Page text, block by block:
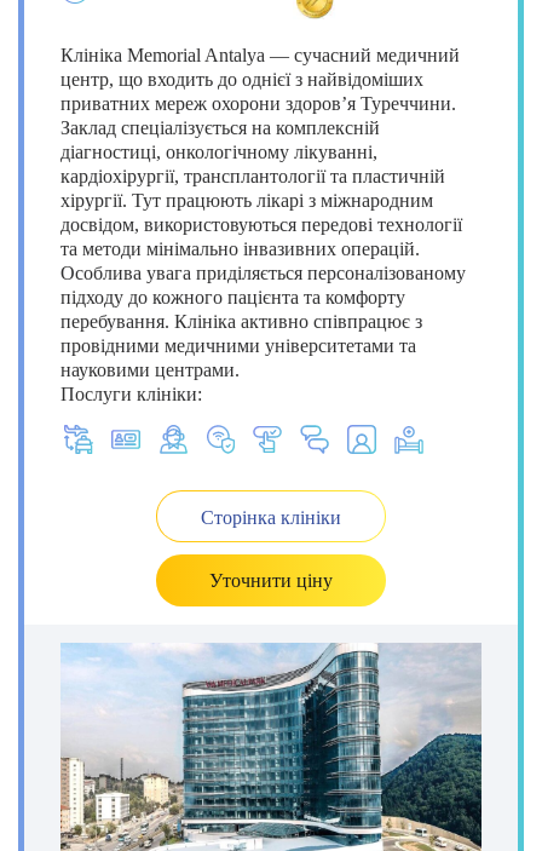
Клініка Memorial Antalya — сучасний медичний
центр, що входить до однієї з найвідоміших
приватних мереж охорони здоров’я Туреччини.
Заклад спеціалізується на комплексній
діагностиці, онкологічному лікуванні,
кардіохірургії, трансплантології та пластичній
хірургії. Тут працюють лікарі з міжнародним
досвідом, використовуються передові технології
та методи мінімально інвазивних операцій.
Особлива увага приділяється персоналізованому
підходу до кожного пацієнта та комфорту
перебування. Клініка активно співпрацює з
провідними медичними університетами та
науковими центрами.
Послуги клініки:
Сторінка клініки
Уточнити ціну